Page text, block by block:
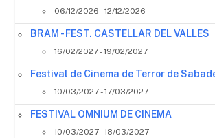
06/12/2026 - 12/12/2026
BRAM - FEST. CASTELLAR DEL VALLES
16/02/2027 - 19/02/2027
Festival de Cinema de Terror de
10/03/2027 - 17/03/2027
FESTIVAL OMNIUM DE CINEMA
10/03/2027 - 18/03/2027